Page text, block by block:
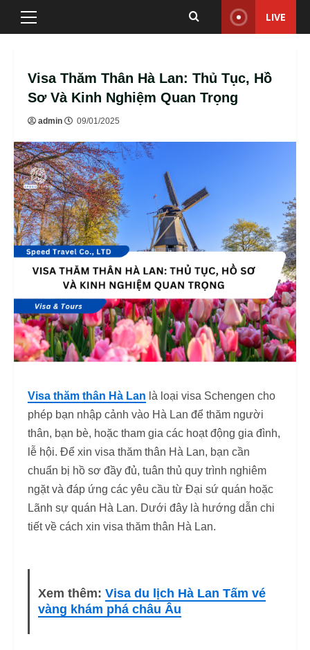
Skip
Primary
LIVE
Visa Thăm Thân Hà Lan: Thủ Tục, Hồ
Sơ Và Kinh Nghiệm Quan Trọng
admin 09/01/2025
Visa thăm thân Hà Lan là loại visa Schengen cho
phép bạn nhập cảnh vào Hà Lan để thăm người
thân, bạn bè, hoặc tham gia các hoạt động gia đình,
lễ hội. Để xin visa thăm thân Hà Lan, bạn cần
chuẩn bị hồ sơ đầy đủ, tuân thủ quy trình nghiêm
ngặt và đáp ứng các yêu cầu từ Đại sứ quán hoặc
Lãnh sự quán Hà Lan. Dưới đây là hướng dẫn chi
tiết về cách xin visa thăm thân Hà Lan.
Xem thêm: Visa du lịch Hà Lan Tấm vé
vàng khám phá châu Âu